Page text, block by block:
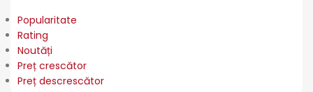
Popularitate
Rating
Noutăți
Preț crescător
Preț descrescător